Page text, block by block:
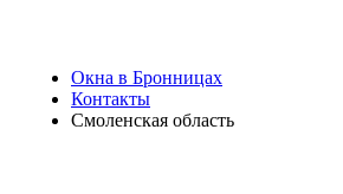
Окна в Бронницах
Контакты
Смоленская область